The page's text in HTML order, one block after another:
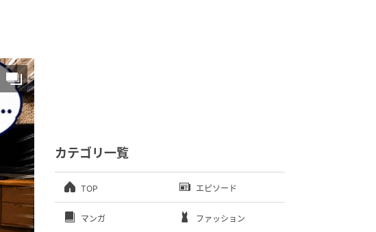
カテゴリ一覧
TOP エピソード
マンガ ファッション